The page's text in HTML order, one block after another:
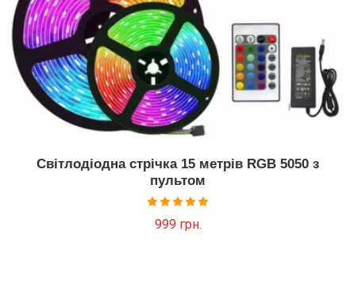
Світлодіодна стрічка 15 метрів RGB 5050 з
пультом
Оцінено в
999 грн.